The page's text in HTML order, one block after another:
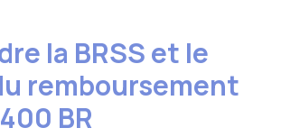
la BRSS et le
remboursement
BR